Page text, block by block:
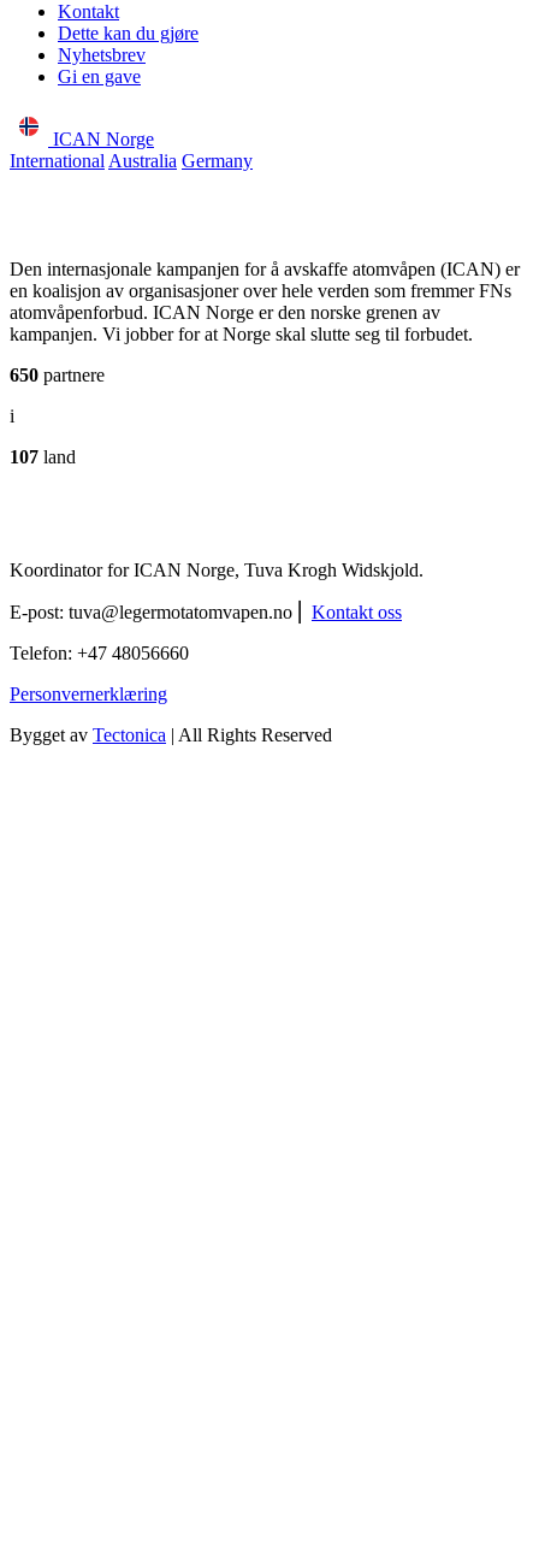
Kontakt
Dette kan du gjøre
Nyhetsbrev
Gi en gave
ICAN Norge
International Australia Germany
Den internasjonale kampanjen for å avskaffe atomvåpen (ICAN) er
en koalisjon av organisasjoner over hele verden som fremmer FNs
atomvåpenforbud. ICAN Norge er den norske grenen av
kampanjen. Vi jobber for at Norge skal slutte seg til forbudet.
650 partnere
i
107 land
Koordinator for ICAN Norge, Tuva Krogh Widskjold.
E-post: tuva@legermotatomvapen.no
Kontakt oss
Telefon: +47 48056660
Personvernerklæring
Bygget av Tectonica | All Rights Reserved